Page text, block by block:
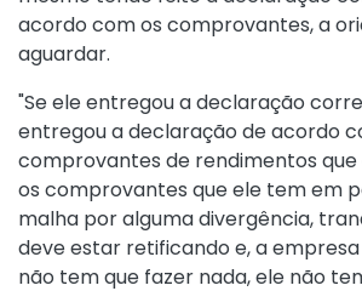
acordo com os comprovantes, a
aguardar.
"Se ele entregou a declaração
entregou a declaração de acordo
comprovantes de rendimentos que
os comprovantes que ele tem em
malha por alguma divergência,
deve estar retificando e, a
não tem que fazer nada, ele não